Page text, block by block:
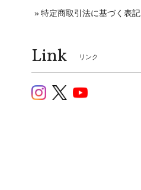
特定商取引法に基づく表記
Link リンク